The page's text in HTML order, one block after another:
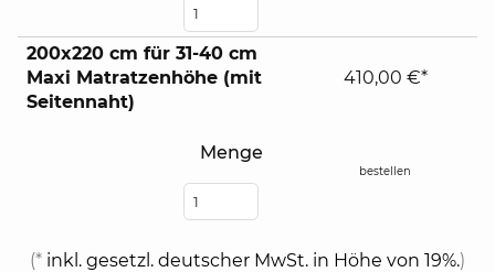
200x220 cm für 31-40 cm
Maxi Matratzenhöhe (mit
Seitennaht)
Menge
410,00 €*
bestellen
(* inkl. gesetzl. deutscher MwSt. in Höhe von 19%.)